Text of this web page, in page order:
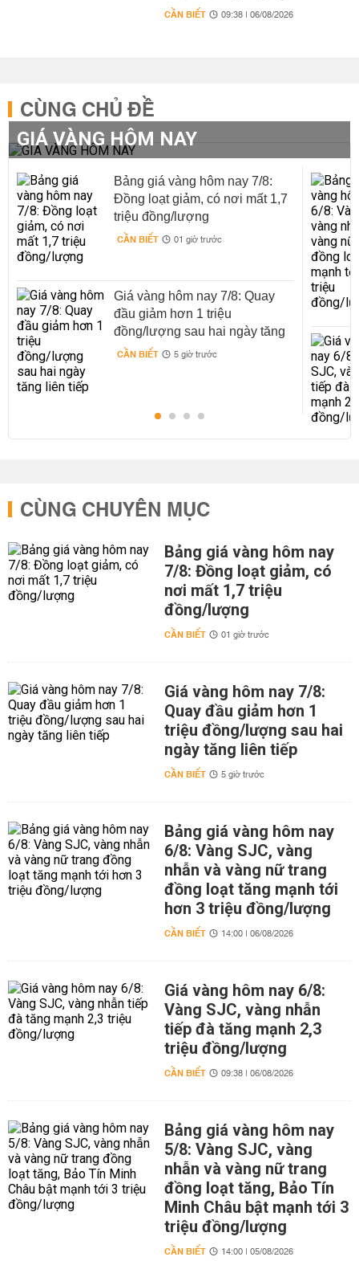
CẦN BIẾT 09:38 | 06/08/2026
CÙNG CHỦ ĐỀ
GIÁ VÀNG HÔM NAY
Bảng giá vàng hôm nay 7/8:
Đồng loạt giảm, có nơi mất 1,7
triệu đồng/lượng
CẦN BIẾT 01 giờ trước
Giá vàng hôm nay 7/8: Quay
đầu giảm hơn 1 triệu
đồng/lượng sau hai ngày tăng
liên tiếp
CẦN BIẾT 5 giờ trước
CÙNG CHUYÊN MỤC
Bảng giá vàng hôm nay
7/8: Đồng loạt giảm, có
nơi mất 1,7 triệu
đồng/lượng
CẦN BIẾT 01 giờ trước
Giá vàng hôm nay 7/8:
Quay đầu giảm hơn 1
triệu đồng/lượng sau hai
ngày tăng liên tiếp
CẦN BIẾT 5 giờ trước
Bảng giá vàng hôm nay
6/8: Vàng SJC, vàng
nhẫn và vàng nữ trang
đồng loạt tăng mạnh tới
hơn 3 triệu đồng/lượng
CẦN BIẾT 14:00 | 06/08/2026
Giá vàng hôm nay 6/8:
Vàng SJC, vàng nhẫn
tiếp đà tăng mạnh 2,3
triệu đồng/lượng
CẦN BIẾT 09:38 | 06/08/2026
Bảng giá vàng hôm nay
5/8: Vàng SJC, vàng
nhẫn và vàng nữ trang
đồng loạt tăng, Bảo Tín
Minh Châu bật mạnh tới 3
triệu đồng/lượng
CẦN BIẾT 14:00 | 05/08/2026